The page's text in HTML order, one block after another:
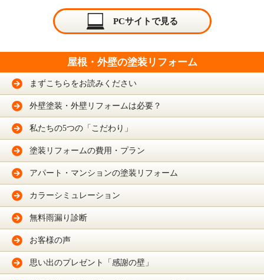
PCサイトで見る
屋根・外壁の塗装リフォーム
まずこちらをお読みください
外壁塗装・外壁リフォームは必要？
私たちの5つの「こだわり」
塗装リフォームの費用・プラン
アパート・マンションの塗装リフォーム
カラーシミュレーション
無料雨漏り診断
お客様の声
思い出のプレゼント「感謝の壁」